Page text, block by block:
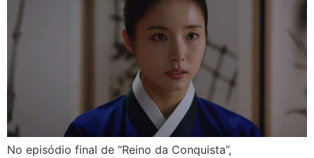
No episódio final de “Reino da Conquista”,